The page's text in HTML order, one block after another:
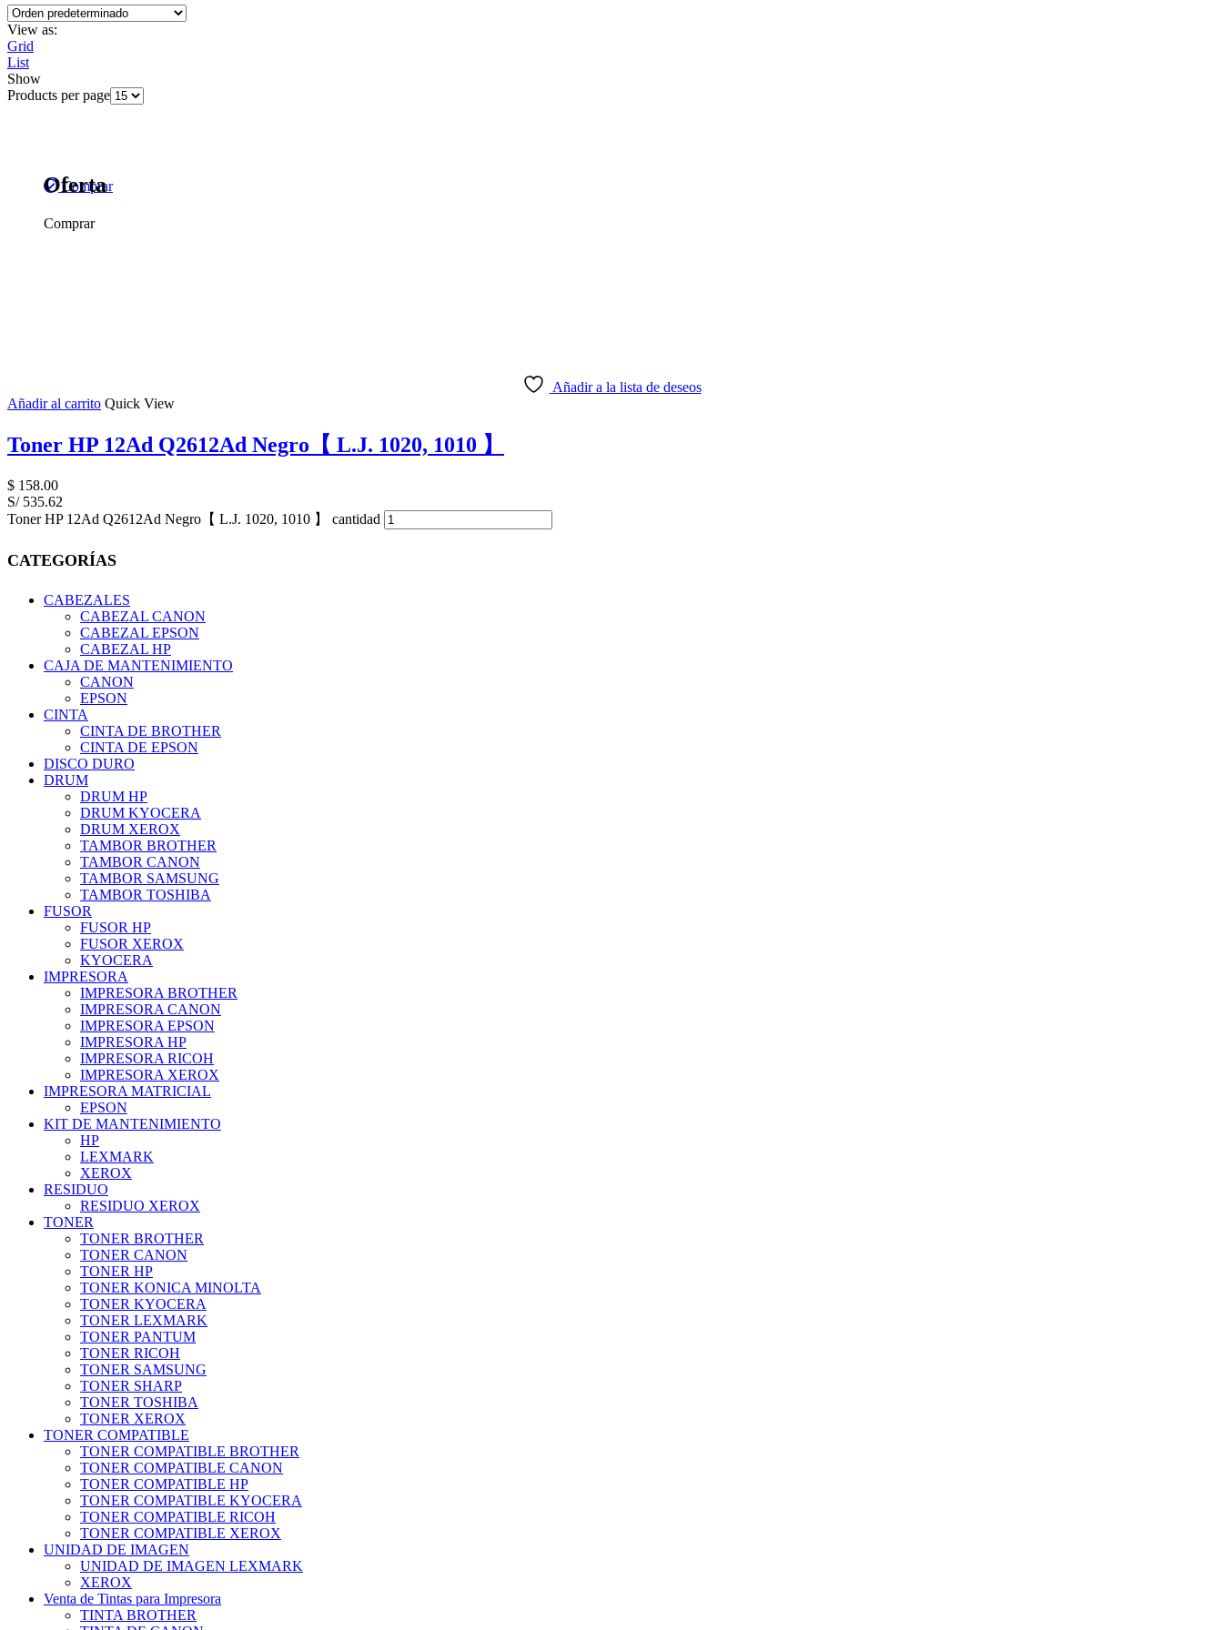
Comprar
Oferta
Comprar
View as:
Grid
List
Show
Products per page
Añadir a la lista de deseos
Añadir al carrito Quick View
Toner HP 12Ad Q2612Ad Negro【 L.J. 1020, 1010 】
$ 158.00
S/ 535.62
Toner HP 12Ad Q2612Ad Negro【 L.J. 1020, 1010 】 cantidad
CATEGORÍAS
CABEZALES
CABEZAL CANON
CABEZAL EPSON
CABEZAL HP
CAJA DE MANTENIMIENTO
CANON
EPSON
CINTA
CINTA DE BROTHER
CINTA DE EPSON
DISCO DURO
DRUM
DRUM HP
DRUM KYOCERA
DRUM XEROX
TAMBOR BROTHER
TAMBOR CANON
TAMBOR SAMSUNG
TAMBOR TOSHIBA
FUSOR
FUSOR HP
FUSOR XEROX
KYOCERA
IMPRESORA
IMPRESORA BROTHER
IMPRESORA CANON
IMPRESORA EPSON
IMPRESORA HP
IMPRESORA RICOH
IMPRESORA XEROX
IMPRESORA MATRICIAL
EPSON
KIT DE MANTENIMIENTO
HP
LEXMARK
XEROX
RESIDUO
RESIDUO XEROX
TONER
TONER BROTHER
TONER CANON
TONER HP
TONER KONICA MINOLTA
TONER KYOCERA
TONER LEXMARK
TONER PANTUM
TONER RICOH
TONER SAMSUNG
TONER SHARP
TONER TOSHIBA
TONER XEROX
TONER COMPATIBLE
TONER COMPATIBLE BROTHER
TONER COMPATIBLE CANON
TONER COMPATIBLE HP
TONER COMPATIBLE KYOCERA
TONER COMPATIBLE RICOH
TONER COMPATIBLE XEROX
UNIDAD DE IMAGEN
UNIDAD DE IMAGEN LEXMARK
XEROX
Venta de Tintas para Impresora
TINTA BROTHER